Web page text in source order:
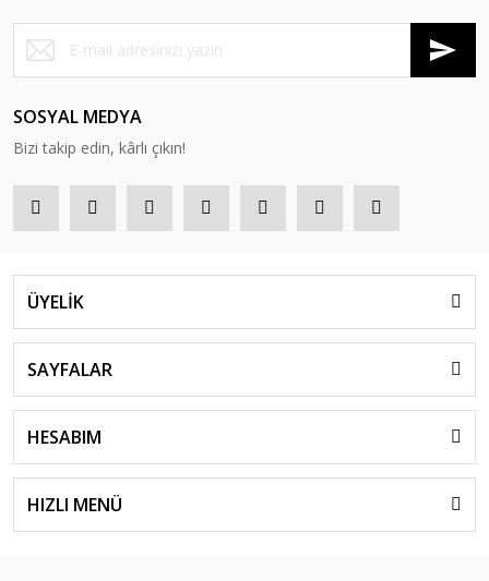
SOSYAL MEDYA
Bizi takip edin, kârlı çıkın!
ÜYELİK
SAYFALAR
HESABIM
HIZLI MENÜ